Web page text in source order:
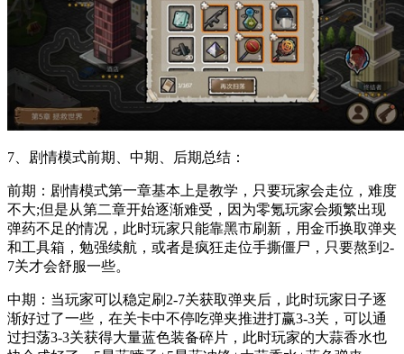
7、剧情模式前期、中期、后期总结：
前期：剧情模式第一章基本上是教学，只要玩家会走位，难度
不大;但是从第二章开始逐渐难受，因为零氪玩家会频繁出现
弹药不足的情况，此时玩家只能靠黑市刷新，用金币换取弹夹
和工具箱，勉强续航，或者是疯狂走位手撕僵尸，只要熬到2-
7关才会舒服一些。
中期：当玩家可以稳定刷2-7关获取弹夹后，此时玩家日子逐
渐好过了一些，在关卡中不停吃弹夹推进打赢3-3关，可以通
过扫荡3-3关获得大量蓝色装备碎片，此时玩家的大蒜香水也